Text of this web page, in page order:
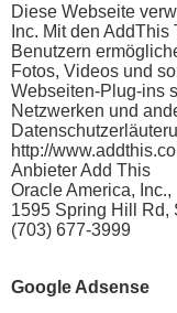
Diese Webseite
Inc. Mit den
Benutzern
Fotos, Videos und
Webseiten-Plug-ins
Netzwerken und
http://
Anbieter Add This
Oracle America, Inc.,
1595 Spring Hill Rd,
(703) 677-3999
Google Adsense